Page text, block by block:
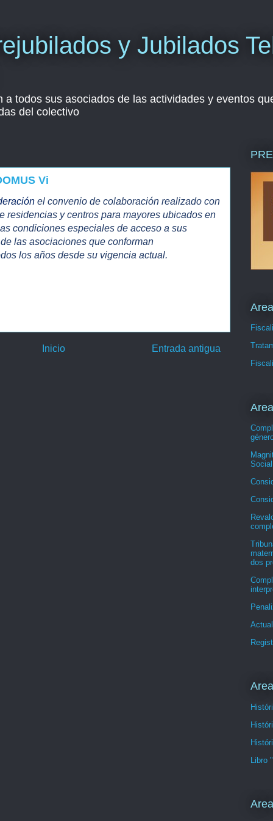
y Jubilados
a todos sus asociados de las actividades y eventos
del colectivo
Vi
el convenio de colaboración realizado con
residencias y centros para mayores ubicados en
condiciones especiales de acceso a sus
las asociaciones que conforman
los años desde su vigencia actual.
Entrada antigua
Inicio
dos